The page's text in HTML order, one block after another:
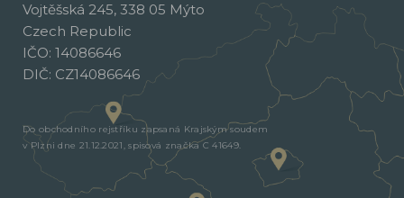
Vojtěšská 245, 338 05 Mýto
Czech Republic
IČO: 14086646
DIČ: CZ14086646
Do obchodního rejstříku zapsaná Krajským soudem
v Plzni dne 21.12.2021, spisová značka C 41649.